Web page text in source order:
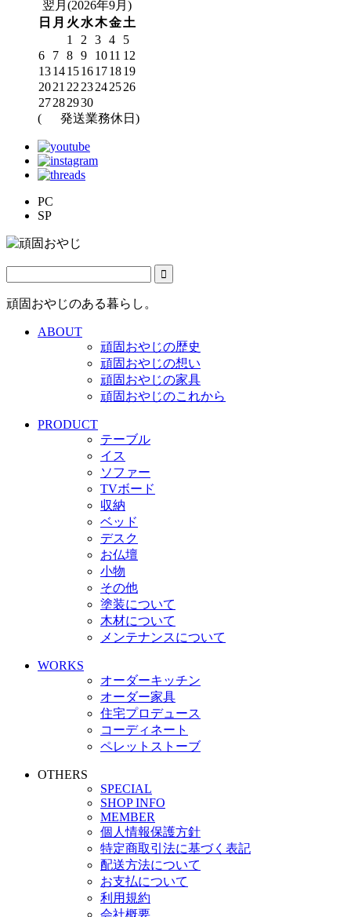
翌月(2026年9月)
日 月 火 水木金土
1
2 3 4
5
6
7 8 9 1011 12
13141516171819
2021 22 23242526
27282930
(
発送業務休日)
PC
SP
頑固おやじのある暮らし。
ABOUT
頑固おやじの歴史
頑固おやじの想い
頑固おやじの家具
頑固おやじのこれから
PRODUCT
テーブル
イス
ソファー
TVボード
収納
ベッド
デスク
お仏壇
小物
その他
塗装について
木材について
メンテナンスについて
WORKS
オーダーキッチン
オーダー家具
住宅プロデュース
コーディネート
ペレットストーブ
OTHERS
SPECIAL
SHOP INFO
MEMBER
個人情報保護方針
特定商取引法に基づく表記
配送方法について
お支払について
利用規約